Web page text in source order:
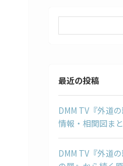
最近の投稿
DMM TV『外道
情報・相関図ま
DMM TV『外道